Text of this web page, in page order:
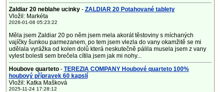
Zaldiar 20 neblahe ucinky- ZALDIAR 20 Potahované tablety
Vložil: Markéta
2026-01-08 05:23:22
Měla jsem Zaldiar 20 po něm jsem mela akorát těstoviny s míchaných
vajíčky šunkou parmezanem, po tem jsem vlezla do vany okamžitě se mi
udělala vyrážka od kolen dolů která neskutečně pálila musela jsem z vany
vylest bolesti sem brečela cítila jsem jak mi nohy...
Houbove quarteto- TEREZIA COMPANY Houbové quarteto 100%
houbový přípravek 60 kapslí
Vložil: Katka Mašková
2025-11-24 17:28:12